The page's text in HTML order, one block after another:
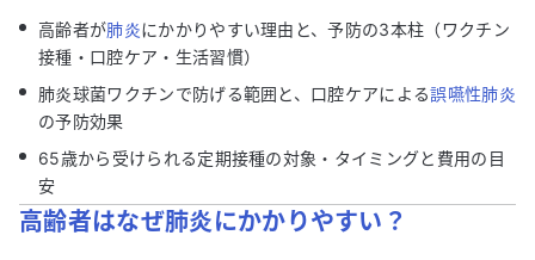
高齢者が肺炎にかかりやすい理由と、予防の3本柱（ワクチン
接種・口腔ケア・生活習慣）
肺炎球菌ワクチンで防げる範囲と、口腔ケアによる誤嚥性肺炎
の予防効果
65歳から受けられる定期接種の対象・タイミングと費用の目
安
高齢者はなぜ肺炎にかかりやすい？